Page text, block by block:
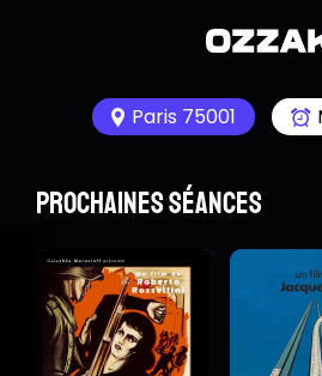
Paris 75001
Prochaines séances